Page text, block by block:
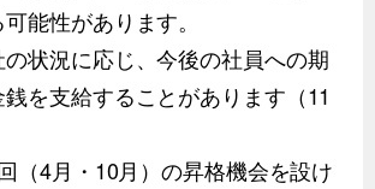
能性があります。
の状況に応じ、今後の社員への期
を支給することがあります（11
（4月・10月）の昇格機会を設け